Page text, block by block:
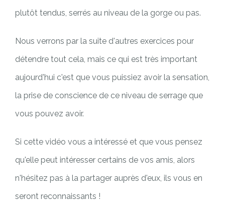
plutôt tendus, serrés au niveau de la gorge ou pas.
Nous verrons par la suite d'autres exercices pour
détendre tout cela, mais ce qui est très important
aujourd'hui c'est que vous puissiez avoir la sensation,
la prise de conscience de ce niveau de serrage que
vous pouvez avoir.
Si cette vidéo vous a intéressé et que vous pensez
qu'elle peut intéresser certains de vos amis, alors
n'hésitez pas à la partager auprès d'eux, ils vous en
seront reconnaissants !